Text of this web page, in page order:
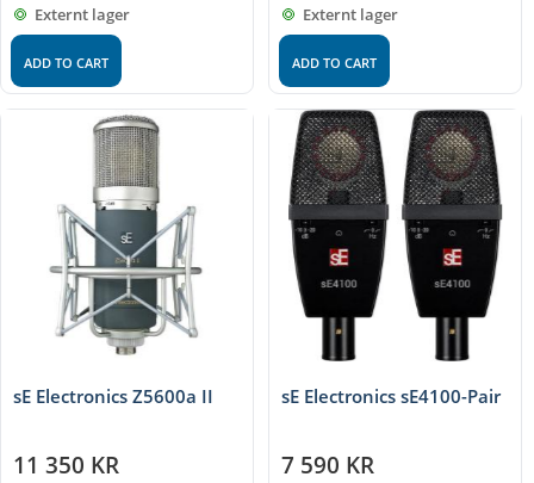
Externt lager
ADD TO CART
Externt lager
ADD TO CART
sE Electronics Z5600a II
11 350 KR
sE Electronics sE4100-Pair
7 590 KR